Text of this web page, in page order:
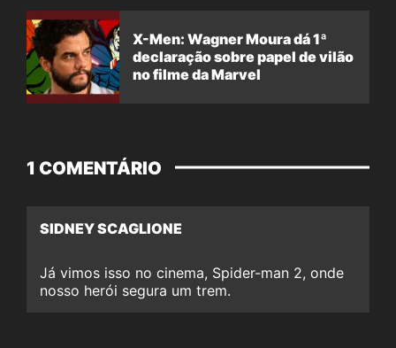
X-Men: Wagner Moura dá 1ª
declaração sobre papel de vilão
no filme da Marvel
1 COMENTÁRIO
SIDNEY SCAGLIONE
Já vimos isso no cinema, Spider-man 2, onde
nosso herói segura um trem.